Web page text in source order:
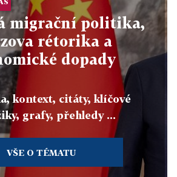
migrační politika,
rétorika a
dopady
kontext, citáty, klíčové
grafy, přehledy ...
VŠE O TÉMATU